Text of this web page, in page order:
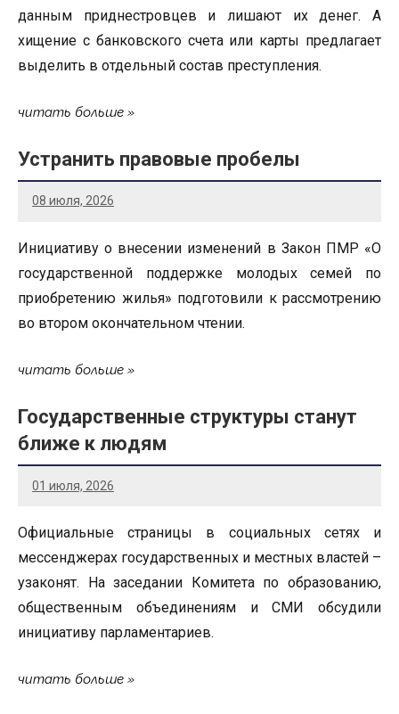
данным приднестровцев и лишают их денег. А
хищение с банковского счета или карты предлагает
выделить в отдельный состав преступления.
читать больше
Устранить правовые пробелы
08 июля, 2026
Инициативу о внесении изменений в Закон ПМР «О
государственной поддержке молодых семей по
приобретению жилья» подготовили к рассмотрению
во втором окончательном чтении.
читать больше
Государственные структуры станут
ближе к людям
01 июля, 2026
Официальные страницы в социальных сетях и
мессенджерах государственных и местных властей –
узаконят. На заседании Комитета по образованию,
общественным объединениям и СМИ обсудили
инициативу парламентариев.
читать больше